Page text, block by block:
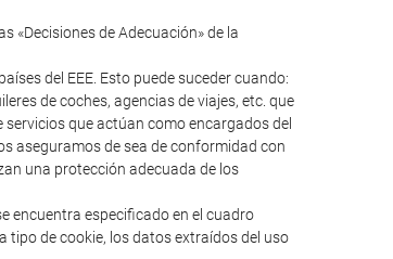
«Decisiones de Adecuación» de la
del EEE. Esto puede suceder cuando:
de coches, agencias de viajes, etc. que
que actúan como encargados del
aseguramos de sea de conformidad con
una protección adecuada de los
encuentra especificado en el cuadro
tipo de cookie, los datos extraídos del uso